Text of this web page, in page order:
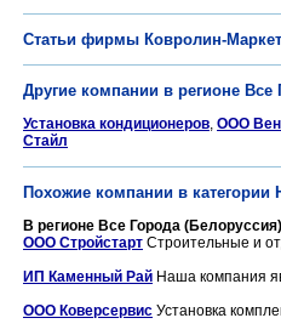
Статьи фирмы Ковролин-Маркет
Другие компании в регионе Все
Установка кондиционеров, ООО
Стайл
Похожие компании в
В регионе Все Города (Белоруссия)
ООО Стройстарт Строительные и
ИП Каменный Рай Наша компания
ООО Коверсервис Установка